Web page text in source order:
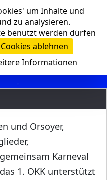
und Orsoyer,
Karneval
1. OKK unterstützt
um Inhalte und
zu analysieren.
benutzt werden dürfen
Cookies ablehnen
Informationen